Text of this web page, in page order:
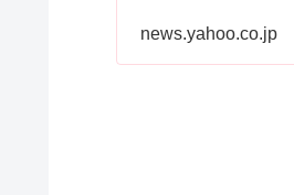
news.yahoo.co.jp